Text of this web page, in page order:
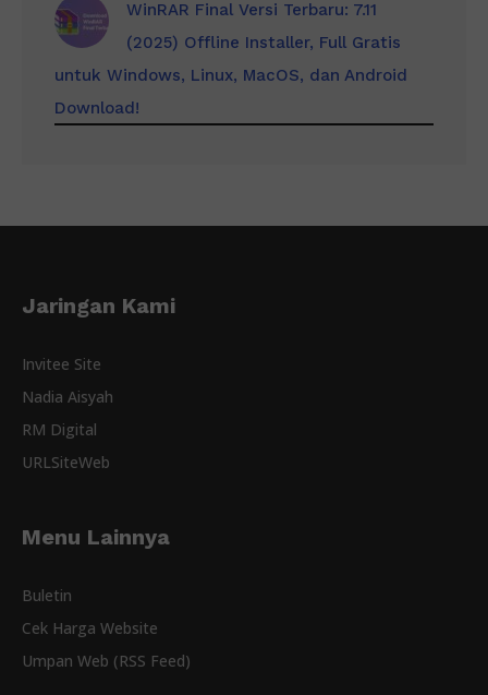
WinRAR Final Versi Terbaru: 7.11
(2025) Offline Installer, Full Gratis
untuk Windows, Linux, MacOS, dan Android
Download!
Jaringan Kami
Invitee Site
Nadia Aisyah
RM Digital
URLSiteWeb
Menu Lainnya
Buletin
Cek Harga Website
Umpan Web (RSS Feed)